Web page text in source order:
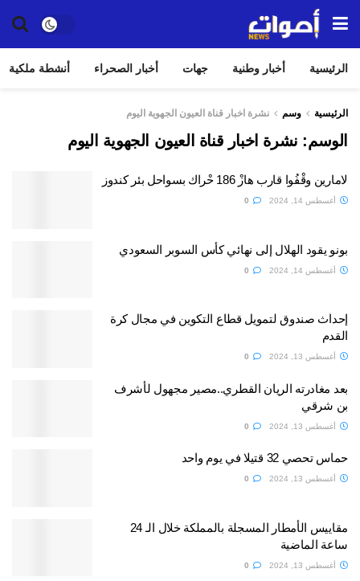
الرئيسية أخبار وطنية جهات أخبار الصحراء أنشطة ملكية
الرئيسية وسم نشرة اخبار قناة العيون الجهوية اليوم
الوسم: نشرة اخبار قناة العيون الجهوية اليوم
لامارين وقْفُوا قارب هازْ 186 حْراك بسواحل بئر كندوز
أغسطس 14, 2024
بونو يقود الهلال إلى نهائي كأس السوبر السعودي
أغسطس 14, 2024
إحداث صندوق لتمويل قطاع التكوين في مجال كرة
القدم
أغسطس 13, 2024
بعد مغادرته الريان القطري..مصير مجهول لأشرف
بن شرقي
أغسطس 13, 2024
حماس تحصي 32 قتيلا في يوم واحد
أغسطس 13, 2024
مقاييس الأمطار المسجلة بالمملكة خلال الـ 24
ساعة الماضية
أغسطس 13, 2024